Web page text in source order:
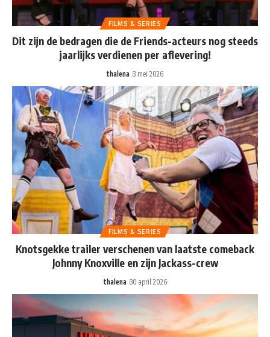
FILMS & SERIES
Dit zijn de bedragen die de Friends-acteurs nog steeds
jaarlijks verdienen per aflevering!
thalena 3 mei 2026
FILMS & SERIES
Knotsgekke trailer verschenen van laatste comeback
Johnny Knoxville en zijn Jackass-crew
thalena 30 april 2026